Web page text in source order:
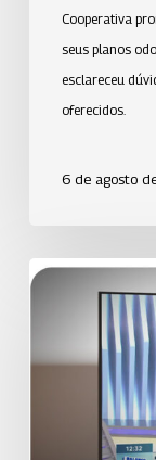
Cooperativa
seus planos
esclareceu
oferecidos.
6 de agosto
Uniodonto
orienta
população
prevenção